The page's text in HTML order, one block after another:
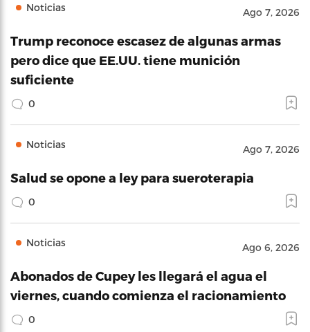
Noticias Ago 7, 2026
Trump reconoce escasez de algunas armas
pero dice que EE.UU. tiene munición
suficiente
0
Noticias Ago 7, 2026
Salud se opone a ley para sueroterapia
0
Noticias Ago 6, 2026
Abonados de Cupey les llegará el agua el
viernes, cuando comienza el racionamiento
0